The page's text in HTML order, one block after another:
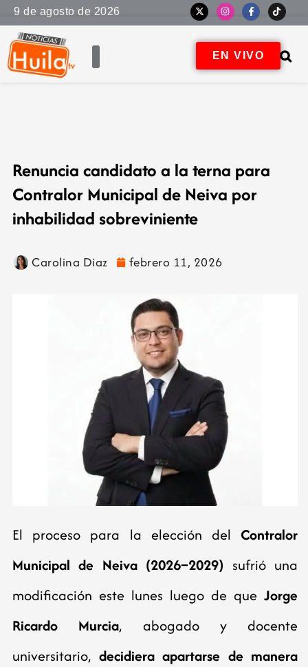
9 de agosto de 2026
EN VIVO
Renuncia candidato a la terna para
Contralor Municipal de Neiva por
inhabilidad sobreviniente
Carolina Diaz febrero 11, 2026
El proceso para la elección delContralor
Municipal de Neiva (2026–2029) sufrió una
modificación este lunes luego de queJorge
Ricardo Murcia, abogado y docente
universitario, decidiera apartarse de manera